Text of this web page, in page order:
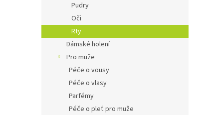
Pudry
Oči
Rty
Dámské holení
Pro muže
Péče o vousy
Péče o vlasy
Parfémy
Péče o pleť pro muže